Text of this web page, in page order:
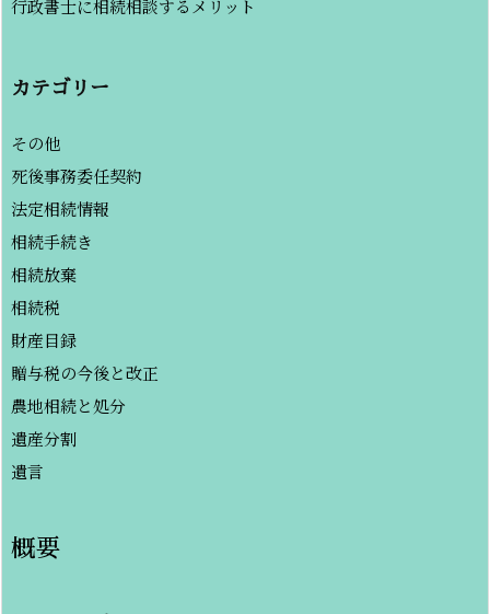
行政書士に相続相談するメリット
カテゴリー
その他
死後事務委任契約
法定相続情報
相続手続き
相続放棄
相続税
財産目録
贈与税の今後と改正
農地相続と処分
遺産分割
遺言
概要